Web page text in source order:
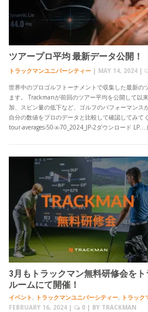
ツアープロ平均 最新データ公開！
トラックマンユニバーシティー | MAY 14, 2024 |
世界中のプロゴルフトーナメントで収集した最新の
ます。 Trackmanが前回のツアー平均を公開して以
加、スピン量の低下など、ゴルフのパフォーマンス
自分の数値をプロのデータと比較して確認してみて
tour-averages-50-x-70_2024_JP-2ダウンロード LP…
3月もトラックマン無料研修会を
ルームにて開催！
イベント, トラックマンユニバーシティー, トラック
FEBRUARY 16, 2024 | 0 | BY TRACKMAN